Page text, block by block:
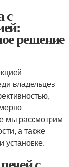
с
решение
владельцев
мы рассмотрим
а также
установке.